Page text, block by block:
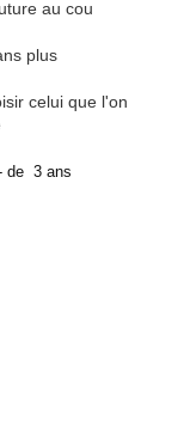
au cou
plus
celui que l'on
de 3 ans